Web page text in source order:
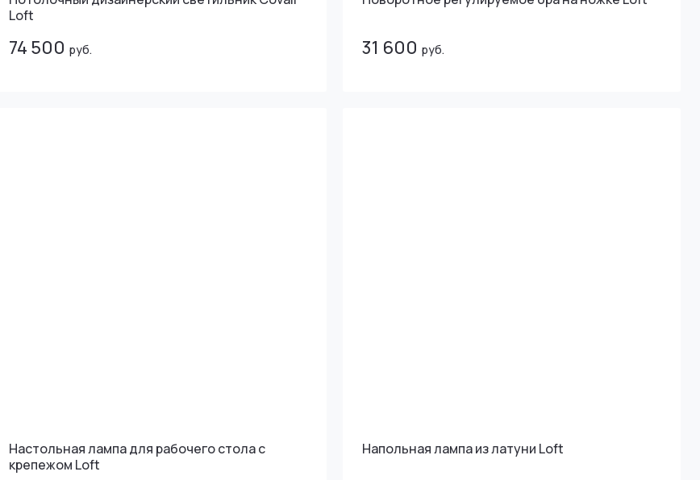
Loft
74 500 руб. 31 600 руб.
Настольная лампа для рабочего стола с
крепежом Loft
Напольная лампа из латуни Loft